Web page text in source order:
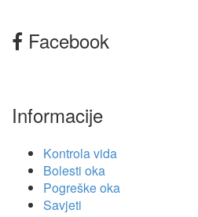
Facebook
Informacije
Kontrola vida
Bolesti oka
Pogreške oka
Savjeti